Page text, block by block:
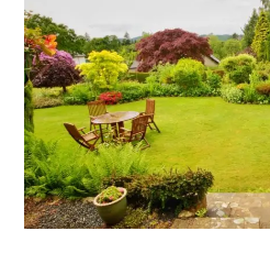
kombinieren
Sie
Stil
und
Funktionalität
im
Garten